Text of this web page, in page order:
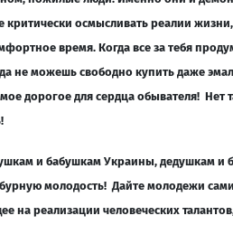
осмысливать реалии
время. Когда все за тебя
не можешь свободно купить даже
дорогое для сердца обывателя! Нет
и бабушкам Украины, дедушкам и
молодость! Дайте молодежи
на реализации человеческих